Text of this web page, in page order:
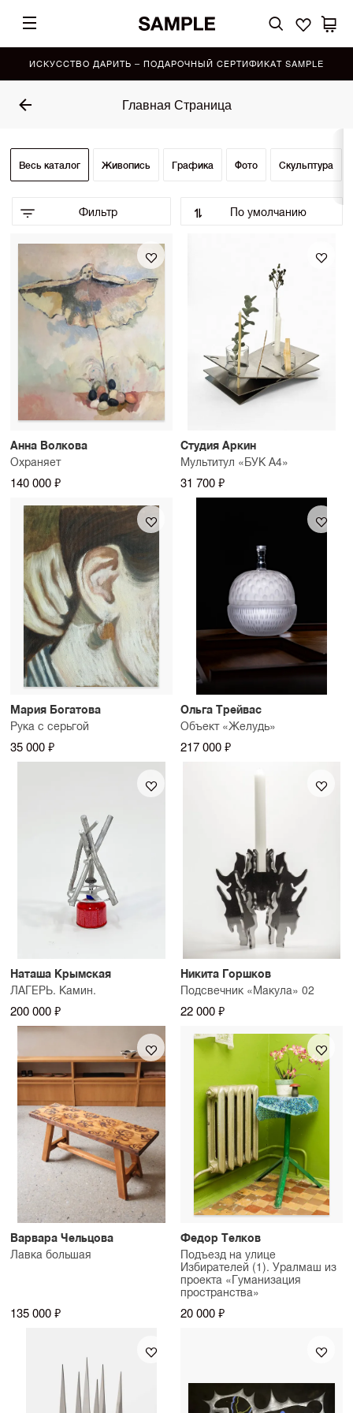
ИСКУССТВО ДАРИТЬ – ПОДАРОЧНЫЙ СЕРТИФИКАТ SAMPLE
Главная Страница
Весь каталог Живопись Графика Фото Скульптура
Фильтр По умолчанию
По умолчанию (Выбор SAMPLE)
По возрастанию цены
По убыванию цены
Сначала показать новинки
Анна Волкова
Охраняет
140 000 ₽
Студия Аркин
Мультитул «БУК А4»
31 700 ₽
Мария Богатова
Рука с серьгой
35 000 ₽
Ольга Трейвас
Объект «Желудь»
217 000 ₽
Наташа Крымская
ЛАГЕРЬ. Камин.
200 000 ₽
Никита Горшков
Подсвечник «Макула» 02
22 000 ₽
Варвара Чельцова
Лавка большая
135 000 ₽
Федор Телков
Подъезд на улице
Избирателей (1). Уралмаш из
проекта «Гуманизация
пространства»
20 000 ₽